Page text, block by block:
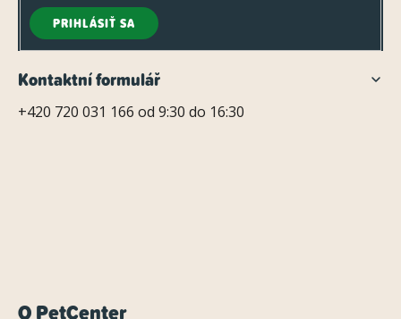
PRIHLÁSIŤ SA
Kontaktní formulář
+420 720 031 166 od 9:30 do 16:30
O PetCenter